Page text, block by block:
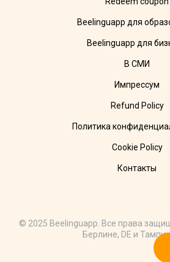
Beelinguapp для
Beelinguapp для
В СМИ
Импрессум
Refund Policy
Политика
Cookie Policy
Контакты
© 2025 Beelinguapp. Все права
Берлине, DE и